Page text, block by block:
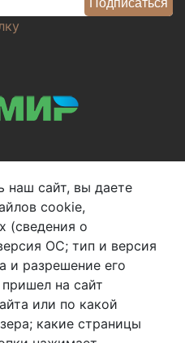
продажи
пер.
2.
наш сайт, вы даете
cookie,
(сведения о
ОС; тип и версия
и разрешение его
на сайт
или по какой
какие страницы